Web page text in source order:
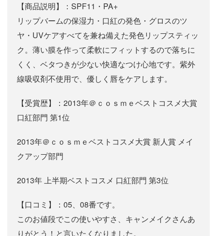
【商品説明】：SPF11・PA+
リップバームの保湿力・口紅の発色・グロスのツ
ヤ・UVケアすべてを兼ね備えた発色リップスティッ
ク。薄い膜を作って柔軟にフィットするので落ちに
くく、ベタつきが少ない快適なつけ心地です。紫外
線吸収剤不使用で、優しく唇をケアします。
【受賞歴】：2013年＠ｃｏｓｍｅベストコスメ大賞
口紅部門 第1位
2013年＠ｃｏｓｍｅベストコスメ大賞 新人賞 メイ
クアップ部門
2013年 上半期ベストコスメ 口紅部門 第3位
【口コミ】：05、08番です。
このお値段でこの使いやすさ、キャンメイクさんあ
りがとう！と言いたくなりました。